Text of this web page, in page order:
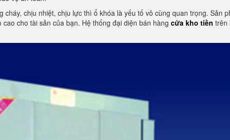
chịu nhiệt, chịu lực thì ổ khóa là yếu tố vô cùng quan trọng. Sản
cho tài sản của bạn. Hệ thống đại diện bán hàng cửa kho tiền trên